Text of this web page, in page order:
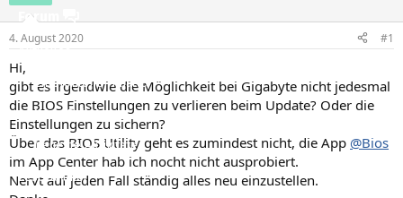
Forum
Aktuelles
Empfohlene Inhalte
Neue Beiträge
Neueste Aktivitäten
Leserartikel
l
e
t
4. August 2020 #1
Hi,
gibt es irgendwie die Möglichkeit bei Gigabyte nicht jedesmal
die BIOS Einstellungen zu verlieren beim Update? Oder die
Einstellungen zu sichern?
Über das BIOS Utility geht es zumindest nicht, die App @Bios
im App Center hab ich nocht nicht ausprobiert.
Nervt auf jeden Fall ständig alles neu einzustellen.